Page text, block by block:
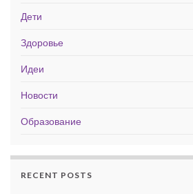
Дети
Здоровье
Идеи
Новости
Образование
RECENT POSTS